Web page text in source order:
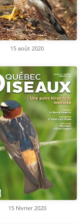
15 août 2020
15 février 2020